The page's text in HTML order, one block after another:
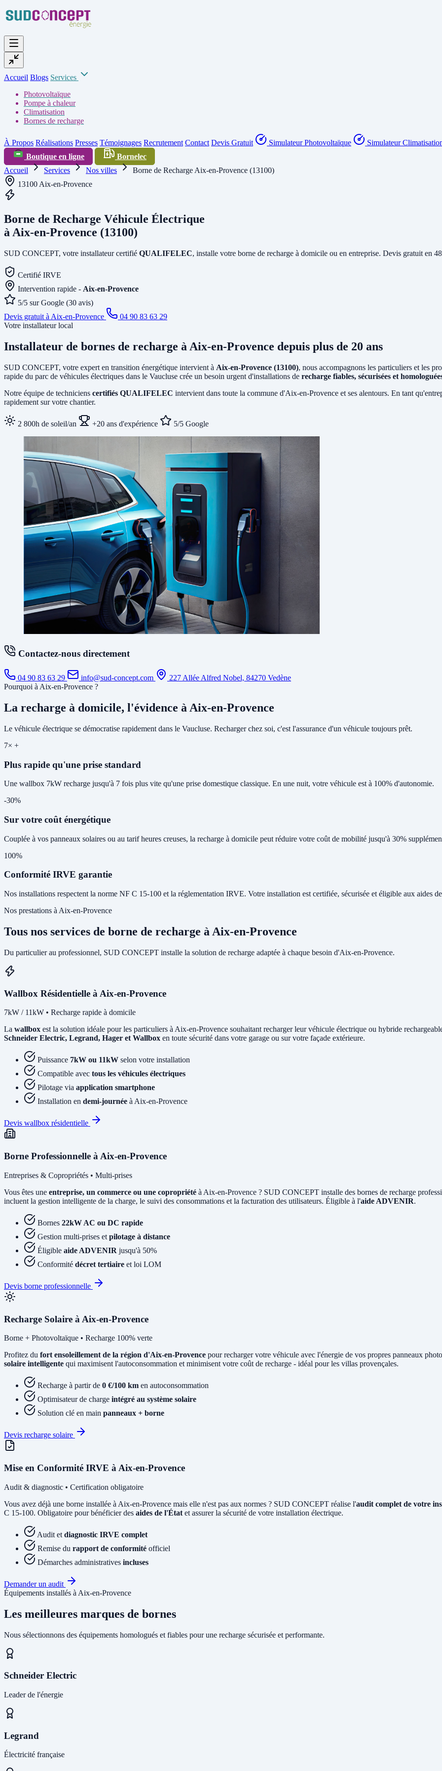
Accueil Blogs Services
Photovoltaïque
Pompe à chaleur
Climatisation
Bornes de recharge
À Propos Réalisations Presses Témoignages Recrutement Contact Devis Gratuit Simulateur Photovoltaïque Simulateur
Boutique en ligne
Bornelec
Accueil
Services Nos villes
Borne de Recharge Aix-en-Provence (13100)
13100 Aix-en-Provence
Borne de Recharge Véhicule Électrique
à Aix-en-Provence (13100)
SUD CONCEPT, votre installateur certifié QUALIFELEC, installe votre borne de recharge à domicile ou en entreprise. Devis gratuit en
Certifié IRVE
Intervention rapide - Aix-en-Provence
5/5 sur Google (30 avis)
Devis gratuit à Aix-en-Provence
04 90 83 63 29
Votre installateur local
Installateur de bornes de recharge à Aix-en-Provence depuis plus de 20 ans
SUD CONCEPT, votre expert en transition énergétique intervient à Aix-en-Provence (13100), nous accompagnons les particuliers et les
rapide du parc de véhicules électriques dans le Vaucluse crée un besoin urgent d'installations de recharge fiables, sécurisées et
Notre équipe de techniciens certifiés QUALIFELEC intervient dans toute la commune d'Aix-en-Provence et ses alentours. En tant
rapidement sur votre chantier.
2 800h de soleil/an +20 ans d'expérience 5/5 Google
Contactez-nous directement
04 90 83 63 29 info@sud-concept.com
227 Allée Alfred Nobel, 84270 Vedène
Pourquoi à Aix-en-Provence ?
La recharge à domicile, l'évidence à Aix-en-Provence
Le véhicule électrique se démocratise rapidement dans le Vaucluse. Recharger chez soi, c'est l'assurance d'un véhicule toujours prêt.
7× +
Plus rapide qu'une prise standard
Une wallbox 7kW recharge jusqu'à 7 fois plus vite qu'une prise domestique classique. En une nuit, votre véhicule est à 100% d'autonomie.
-30%
Sur votre coût énergétique
Couplée à vos panneaux solaires ou au tarif heures creuses, la recharge à domicile peut réduire votre coût de mobilité jusqu'à 30%
100%
Conformité IRVE garantie
Nos installations respectent la norme NF C 15-100 et la réglementation IRVE. Votre installation est certifiée, sécurisée et éligible aux aides
Nos prestations à Aix-en-Provence
Tous nos services de borne de recharge à Aix-en-Provence
Du particulier au professionnel, SUD CONCEPT installe la solution de recharge adaptée à chaque besoin d'Aix-en-Provence.
Wallbox Résidentielle à Aix-en-Provence
7kW / 11kW • Recharge rapide à domicile
La wallbox est la solution idéale pour les particuliers à Aix-en-Provence souhaitant recharger leur véhicule électrique ou hybride
Schneider Electric, Legrand, Hager et Wallbox en toute sécurité dans votre garage ou sur votre façade extérieure.
Puissance 7kW ou 11kW selon votre installation
Compatible avec tous les véhicules électriques
Pilotage via application smartphone
Installation en demi-journée à Aix-en-Provence
Devis wallbox résidentielle
Borne Professionnelle à Aix-en-Provence
Entreprises & Copropriétés • Multi-prises
Vous êtes une entreprise, un commerce ou une copropriété à Aix-en-Provence ? SUD CONCEPT installe des bornes de recharge
incluent la gestion intelligente de la charge, le suivi des consommations et la facturation des utilisateurs. Éligible à l'aide ADVENIR.
Bornes 22kW AC ou DC rapide
Gestion multi-prises et pilotage à distance
Éligible aide ADVENIR jusqu'à 50%
Conformité décret tertiaire et loi LOM
Devis borne professionnelle
Recharge Solaire à Aix-en-Provence
Borne + Photovoltaïque • Recharge 100% verte
Profitez du fort ensoleillement de la région d'Aix-en-Provence pour recharger votre véhicule avec l'énergie de vos propres panneaux
solaire intelligente qui maximisent l'autoconsommation et minimisent votre coût de recharge - idéal pour les villas provençales.
Recharge à partir de 0 €/100 km en autoconsommation
Optimisateur de charge intégré au système solaire
Solution clé en main panneaux + borne
Devis recharge solaire
Mise en Conformité IRVE à Aix-en-Provence
Audit & diagnostic • Certification obligatoire
Vous avez déjà une borne installée à Aix-en-Provence mais elle n'est pas aux normes ? SUD CONCEPT réalise l'audit complet de votre
C 15-100. Obligatoire pour bénéficier des aides de l'État et assurer la sécurité de votre installation électrique.
Audit et diagnostic IRVE complet
Remise du rapport de conformité officiel
Démarches administratives incluses
Demander un audit
Équipements installés à Aix-en-Provence
Les meilleures marques de bornes
Nous sélectionnons des équipements homologués et fiables pour une recharge sécurisée et performante.
Schneider Electric
Leader de l'énergie
Legrand
Électricité française